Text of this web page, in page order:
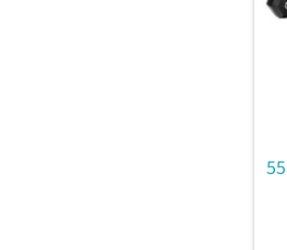
משקולת יד גומי משושה 55